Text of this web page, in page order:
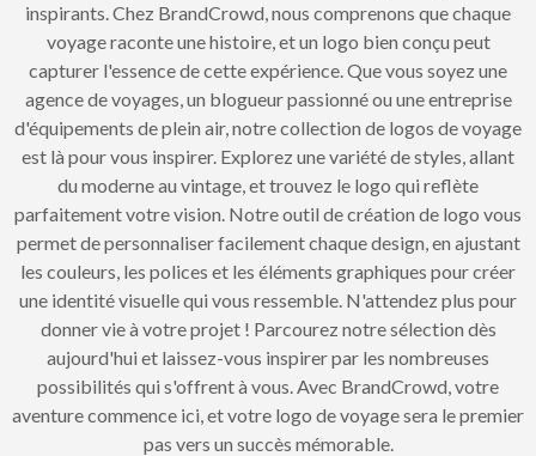
inspirants. Chez BrandCrowd, nous comprenons que chaque
voyage raconte une histoire, et un logo bien conçu peut
capturer l'essence de cette expérience. Que vous soyez une
agence de voyages, un blogueur passionné ou une entreprise
d'équipements de plein air, notre collection de logos de voyage
est là pour vous inspirer. Explorez une variété de styles, allant
du moderne au vintage, et trouvez le logo qui reflète
parfaitement votre vision. Notre outil de création de logo vous
permet de personnaliser facilement chaque design, en ajustant
les couleurs, les polices et les éléments graphiques pour créer
une identité visuelle qui vous ressemble. N'attendez plus pour
donner vie à votre projet ! Parcourez notre sélection dès
aujourd'hui et laissez-vous inspirer par les nombreuses
possibilités qui s'offrent à vous. Avec BrandCrowd, votre
aventure commence ici, et votre logo de voyage sera le premier
pas vers un succès mémorable.